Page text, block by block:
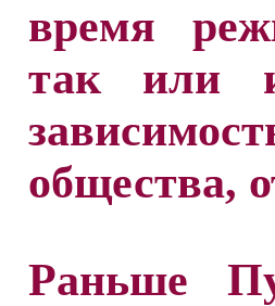
время
так или
общества,
Раньше